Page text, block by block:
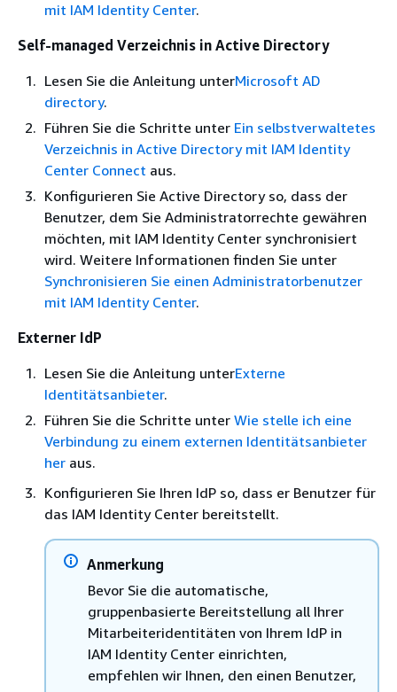
mit IAM Identity Center.
Self-managed Verzeichnis in Active Directory
Lesen Sie die Anleitung unterMicrosoft AD
directory.
Führen Sie die Schritte unter Ein selbstverwaltetes
Verzeichnis in Active Directory mit IAM Identity
Center Connect aus.
Konfigurieren Sie Active Directory so, dass der
Benutzer, dem Sie Administratorrechte gewähren
möchten, mit IAM Identity Center synchronisiert
wird. Weitere Informationen finden Sie unter
Synchronisieren Sie einen Administratorbenutzer
mit IAM Identity Center.
Externer IdP
Lesen Sie die Anleitung unterExterne
Identitätsanbieter.
Führen Sie die Schritte unter Wie stelle ich eine
Verbindung zu einem externen Identitätsanbieter
her aus.
Konfigurieren Sie Ihren IdP so, dass er Benutzer für
das IAM Identity Center bereitstellt.
Anmerkung
Bevor Sie die automatische,
gruppenbasierte Bereitstellung all Ihrer
Mitarbeiteridentitäten von Ihrem IdP in
IAM Identity Center einrichten,
empfehlen wir Ihnen, den einen Benutzer,